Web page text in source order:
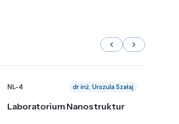
NL-4 dr inż. Urszula Szałaj
Laboratorium Nanostruktur